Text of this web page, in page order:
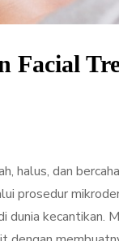
Facial
halus, dan
prosedur
kecantikan.